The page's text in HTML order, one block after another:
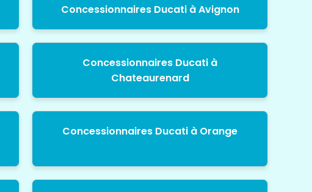
Concessionnaires Ducati à Avignon
Concessionnaires Ducati à
Chateaurenard
Concessionnaires Ducati à Orange